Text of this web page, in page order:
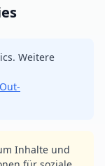
Weitere
Inhalte und